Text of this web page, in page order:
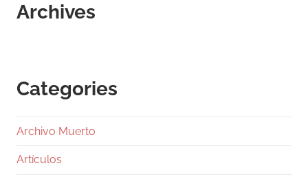
Archives
Categories
Archivo Muerto
Artículos